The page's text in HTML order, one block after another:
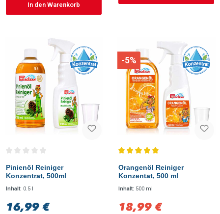
In den Warenkorb
Pinienöl Reiniger
Konzentrat, 500ml
Inhalt: 0.5 l
Regulärer Preis:
16,99 €
-5%
Orangenöl Reiniger
Konzentat, 500 ml
Inhalt: 500 ml
Verkaufspreis:
18,99 €